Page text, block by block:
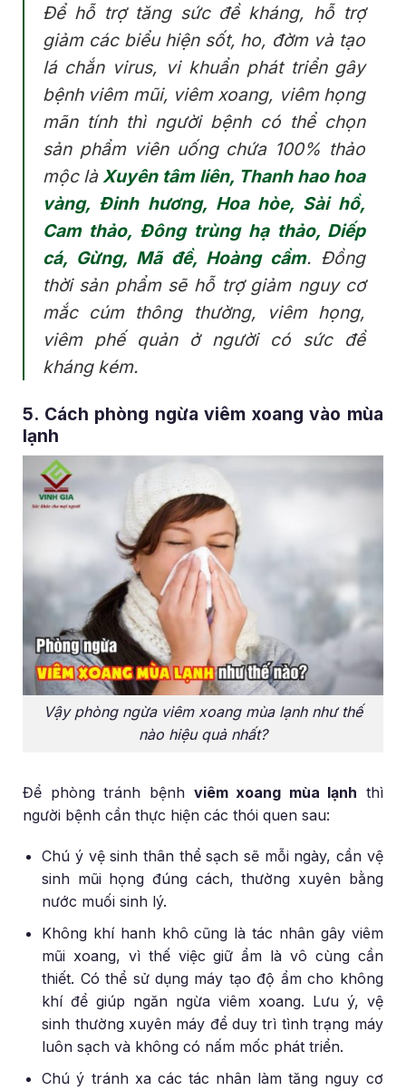
Để hỗ trợ tăng sức đề kháng, hỗ trợ
giảm các biểu hiện sốt, ho, đờm và tạo
lá chắn virus, vi khuẩn phát triển gây
bệnh viêm mũi, viêm xoang, viêm họng
mãn tính thì người bệnh có thể chọn
sản phẩm viên uống chứa 100% thảo
mộc là Xuyên tâm liên, Thanh hao hoa
vàng, Đinh hương, Hoa hòe, Sài hồ,
Cam thảo, Đông trùng hạ thảo, Diếp
cá, Gừng, Mã đề, Hoàng cầm. Đồng
thời sản phẩm sẽ hỗ trợ giảm nguy cơ
mắc cúm thông thường, viêm họng,
viêm phế quản ở người có sức đề
kháng kém.
5. Cách phòng ngừa viêm xoang vào mùa
lạnh
Vậy phòng ngừa viêm xoang mùa lạnh như thế
nào hiệu quả nhất?
Để phòng tránh bệnh viêm xoang mùa lạnh thì
người bệnh cần thực hiện các thói quen sau:
Chú ý vệ sinh thân thể sạch sẽ mỗi ngày, cần vệ
sinh mũi họng đúng cách, thường xuyên bằng
nước muối sinh lý.
Không khí hanh khô cũng là tác nhân gây viêm
mũi xoang, vì thế việc giữ ẩm là vô cùng cần
thiết. Có thể sử dụng máy tạo độ ẩm cho không
khí để giúp ngăn ngừa viêm xoang. Lưu ý, vệ
sinh thường xuyên máy để duy trì tình trạng máy
luôn sạch và không có nấm mốc phát triển.
Chú ý tránh xa các tác nhân làm tăng nguy cơ